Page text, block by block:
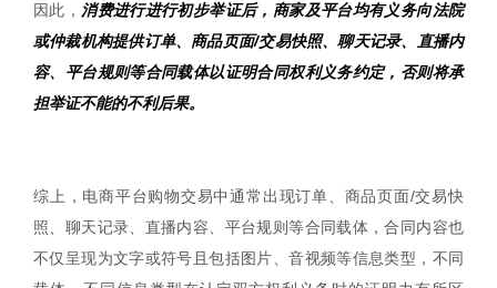
因此， 消费进行进行初步举证后，商家及平台均有义务向法院
或仲裁机构提供订单、商品页面/交易快照、聊天记录、直播内
容、平台规则等合同载体以证明合同权利义务约定，否则将承
担举证不能的不利后果。
综上，电商平台购物交易中通常出现订单、商品页面/交易快
照、聊天记录、直播内容、平台规则等合同载体，合同内容也
不仅呈现为文字或符号且包括图片、音视频等信息类型，不同